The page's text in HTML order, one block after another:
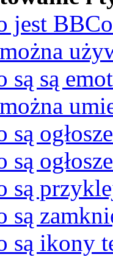
jest
są są
są
są
są
są
są ikony